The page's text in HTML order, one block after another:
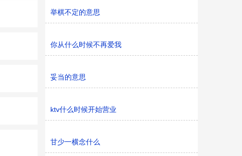
举棋不定的意思
你从什么时候不再爱我
妥当的意思
ktv什么时候开始营业
甘少一横念什么